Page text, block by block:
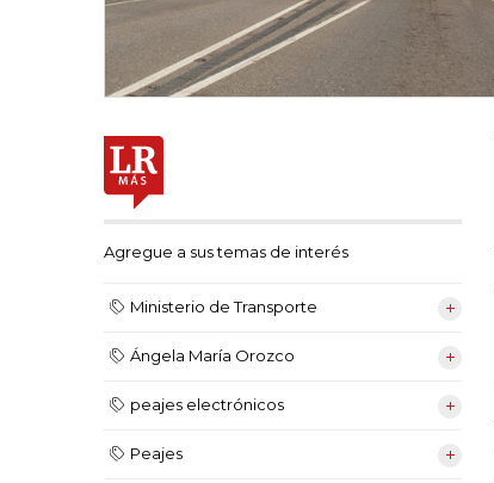
Agregue a sus temas de interés
Ministerio de Transporte
Ángela María Orozco
peajes electrónicos
Peajes